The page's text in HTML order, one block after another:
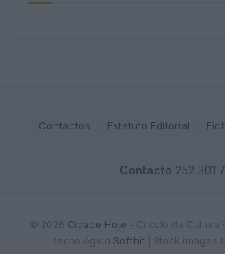
Contactos Estatuto Editorial
Contacto 252 301
© 2026 Cidade Hoje - Circulo de Cultura
tecnológico Softbit Stock images